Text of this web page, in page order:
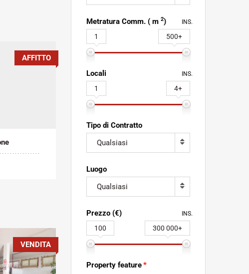
AFFITTO
VENDITA
Metratura Comm. ( m 2) INS.
1 500+
Locali INS.
1 4+
Tipo di Contratto
Qualsiasi
Luogo
Qualsiasi
Prezzo (€) INS.
100 300 000+
Property feature